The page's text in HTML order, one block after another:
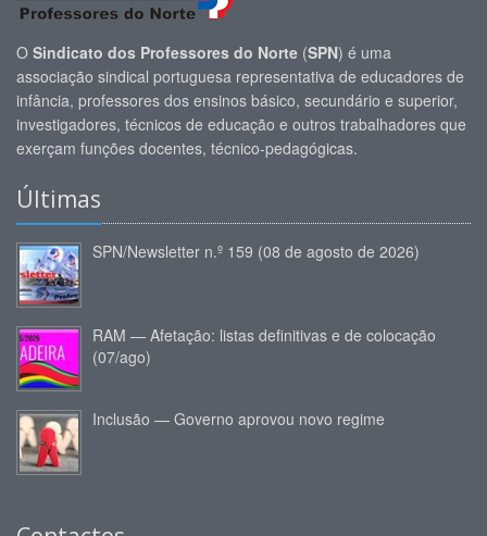
O Sindicato dos Professores do Norte (SPN) é uma
associação sindical portuguesa representativa de educadores de
infância, professores dos ensinos básico, secundário e superior,
investigadores, técnicos de educação e outros trabalhadores que
exerçam funções docentes, técnico-pedagógicas.
Últimas
SPN/Newsletter n.º 159 (08 de agosto de 2026)
RAM — Afetação: listas definitivas e de colocação
(07/ago)
Inclusão — Governo aprovou novo regime